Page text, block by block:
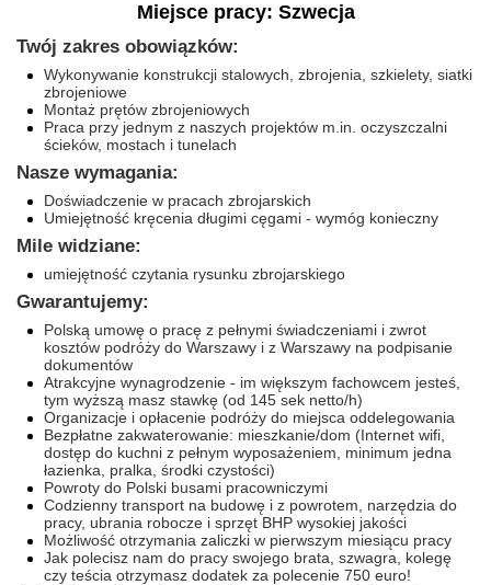
Miejsce pracy: Szwecja
Twój zakres obowiązków:
Wykonywanie konstrukcji stalowych, zbrojenia, szkielety, siatki
zbrojeniowe
Montaż prętów zbrojeniowych
Praca przy jednym z naszych projektów m.in. oczyszczalni
ścieków, mostach i tunelach
Nasze wymagania:
Doświadczenie w pracach zbrojarskich
Umiejętność kręcenia długimi cęgami - wymóg konieczny
Mile widziane:
umiejętność czytania rysunku zbrojarskiego
Gwarantujemy:
Polską umowę o pracę z pełnymi świadczeniami i zwrot
kosztów podróży do Warszawy i z Warszawy na podpisanie
dokumentów
Atrakcyjne wynagrodzenie - im większym fachowcem jesteś,
tym wyższą masz stawkę (od 145 sek netto/h)
Organizacje i opłacenie podróży do miejsca oddelegowania
Bezpłatne zakwaterowanie: mieszkanie/dom (Internet wifi,
dostęp do kuchni z pełnym wyposażeniem, minimum jedna
łazienka, pralka, środki czystości)
Powroty do Polski busami pracowniczymi
Codzienny transport na budowę i z powrotem, narzędzia do
pracy, ubrania robocze i sprzęt BHP wysokiej jakości
Możliwość otrzymania zaliczki w pierwszym miesiącu pracy
Jak polecisz nam do pracy swojego brata, szwagra, kolegę
czy teścia otrzymasz dodatek za polecenie 750 euro!